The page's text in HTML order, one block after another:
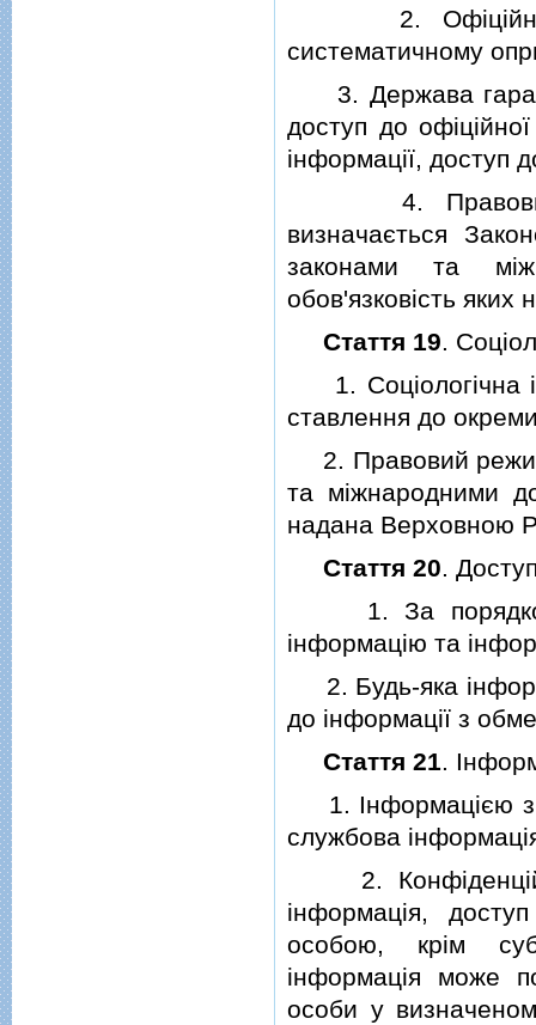
2. Офiцiйна
систематичному
3. Держава
доступ до
iнформацiї, доступ
4. Правовий
визначається
законами та
обов'язковiсть
Стаття 19.
1. Соцiологiчна
ставлення до
2. Правовий режим
та мiжнародними
надана Верховною
Стаття 20.
1. За порядком
iнформацiю та
2. Будь-яка
до iнформацiї з
Стаття 21.
1. Iнформацiєю з
службова
2.
iнформацiя,
особою, крiм
iнформацiя може
особи у